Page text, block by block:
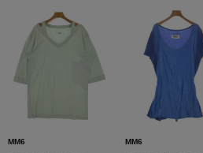
MM6
MM6